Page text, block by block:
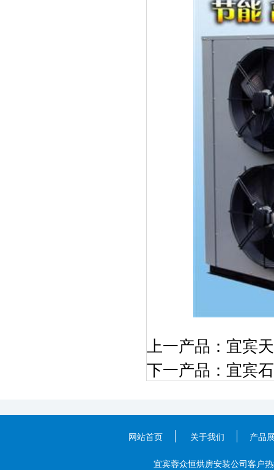
上一产品： 宜宾
下一产品： 宜宾
网站首页 关于我们 产品
宜宾蓉众恒烘房安装公司客